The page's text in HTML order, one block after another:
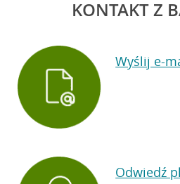
KONTAKT Z
Wyślij e-
Odwiedź